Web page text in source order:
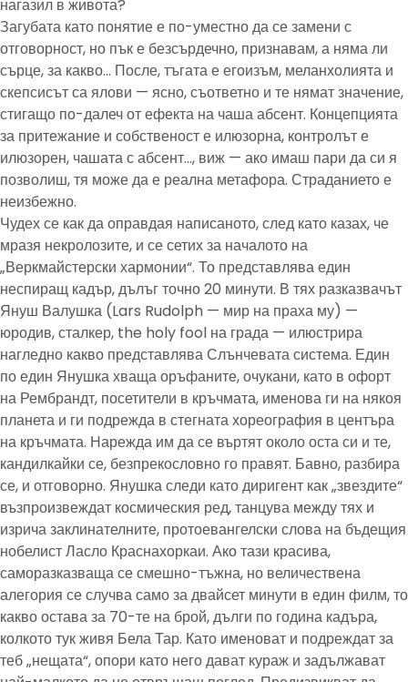
нагазил в живота?
Загубата като понятие е по-уместно да се замени с
отговорност, но пък е безсърдечно, признавам, а няма ли
сърце, за какво… После, тъгата е егоизъм, меланхолията и
скепсисът са ялови — ясно, съответно и те нямат значение,
стигащо по-далеч от ефекта на чаша абсент. Концепцията
за притежание и собственост е илюзорна, контролът е
илюзорен, чашата с абсент…, виж — ако имаш пари да си я
позволиш, тя може да е реална метафора. Страданието е
неизбежно.
Чудех се как да оправдая написаното, след като казах, че
мразя некролозите, и се сетих за началото на
„Веркмайстерски хармонии“. То представлява един
неспиращ кадър, дълъг точно 20 минути. В тях разказвачът
Януш Валушка (Lars Rudolph — мир на праха му) —
юродив, сталкер, the holy fool на града — илюстрира
нагледно какво представлява Слънчевата система. Един
по един Янушка хваща оръфаните, очукани, като в офорт
на Рембрандт, посетители в кръчмата, именова ги на някоя
планета и ги подрежда в стегната хореография в центъра
на кръчмата. Нарежда им да се въртят около оста си и те,
кандилкайки се, безпрекословно го правят. Бавно, разбира
се, и отговорно. Янушка следи като диригент как „звездите“
възпроизвеждат космическия ред, танцува между тях и
изрича заклинателните, протоевангелски слова на бъдещия
нобелист Ласло Краснахоркаи. Ако тази красива,
саморазказваща се смешно-тъжна, но величествена
алегория се случва само за двайсет минути в един филм, то
какво остава за 70-те на брой, дълги по година кадъра,
колкото тук живя Бела Тар. Като именоват и подреждат за
теб „нещата“, опори като него дават кураж и задължават